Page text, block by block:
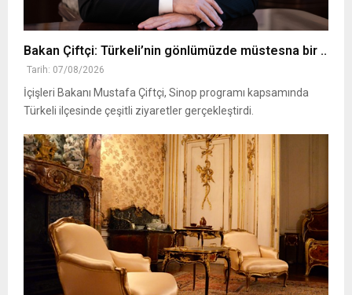
Bakan Çiftçi: Türkeli’nin gönlümüzde müstesna bir ..
Tarih: 07/08/2026
İçişleri Bakanı Mustafa Çiftçi, Sinop programı kapsamında
Türkeli ilçesinde çeşitli ziyaretler gerçekleştirdi.